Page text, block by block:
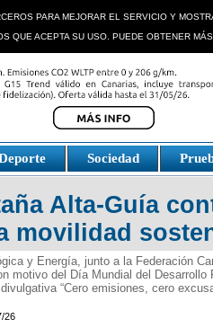
PARA MEJORAR EL SERVICIO Y
QUE ACEPTA SU USO. PUEDE OBTENER
Sociedad
Alta-Guía
movilidad
y Energía, junto a la Federación
motivo del Día Mundial del Desarrollo
divulgativa “Cero emisiones, cero
26